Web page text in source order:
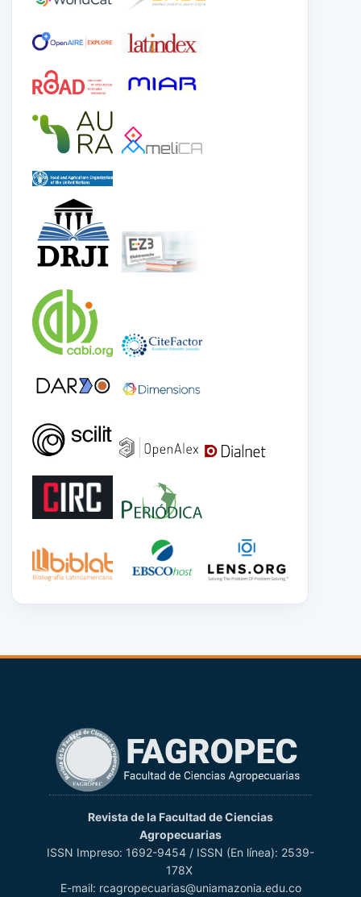
Revista de la Facultad de Ciencias
Agropecuarias
ISSN Impreso: 1692-9454 / ISSN (En línea): 2539-
178X
E-mail: rcagropecuarias@uniamazonia.edu.co